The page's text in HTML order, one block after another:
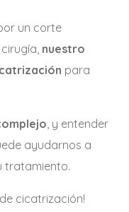
un corte
nuestro
para
, y entender
ayudarnos a
tratamiento.
cicatrización!